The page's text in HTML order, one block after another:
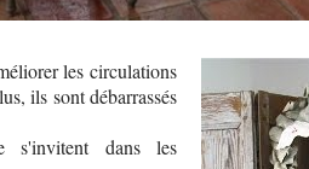
les circulations
ils sont débarrassés
s'invitent dans les